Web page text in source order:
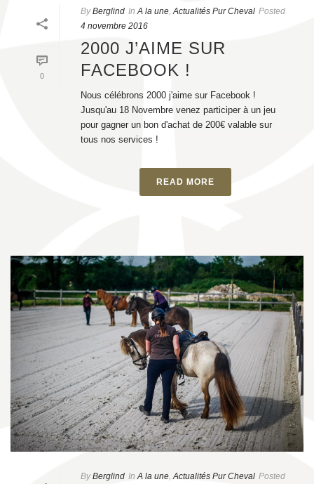
0
By Berglind In A la une,Actualités Pur Cheval Posted
4 novembre 2016
2000 J’AIME SUR
FACEBOOK !
Nous célébrons 2000 j'aime sur Facebook !
Jusqu'au 18 Novembre venez participer à un jeu
pour gagner un bon d'achat de 200€ valable sur
tous nos services !
READ MORE
By Berglind In A la une Actualités Pur Cheval Posted